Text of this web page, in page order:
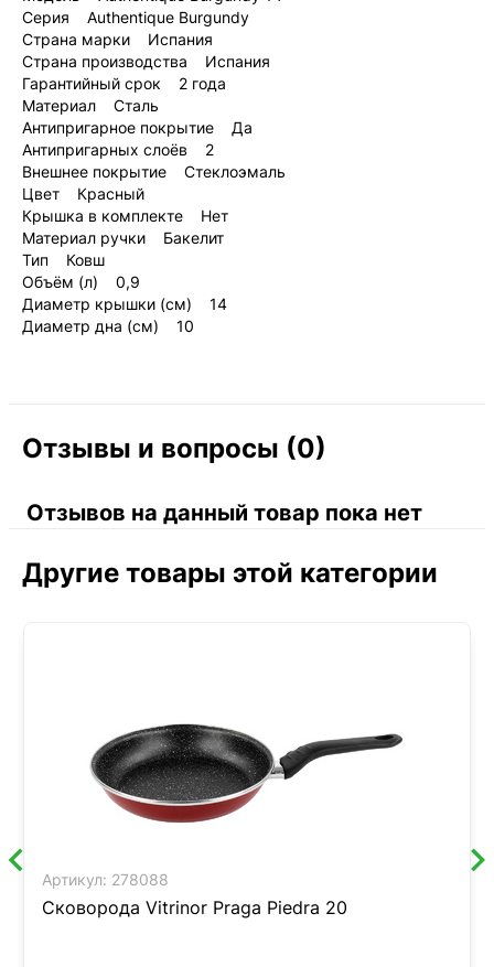
Серия Authentique Burgundy
Страна марки Испания
Страна производства Испания
Гарантийный срок 2 года
Материал Сталь
Антипригарное покрытие Да
Антипригарных слоёв 2
Внешнее покрытие Стеклоэмаль
Цвет Красный
Крышка в комплекте Нет
Материал ручки Бакелит
Тип Ковш
Объём (л) 0,9
Диаметр крышки (см) 14
Диаметр дна (см) 10
Отзывы и вопросы (0)
Отзывов на данный товар пока нет
Другие товары этой категории
Артикул: 278088
Сковорода Vitrinor Praga Piedra 20